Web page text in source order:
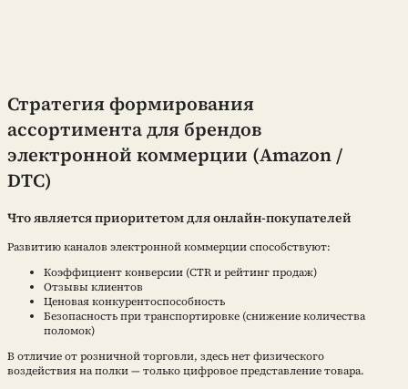
Стратегия формирования
ассортимента для брендов
электронной коммерции (Amazon /
DTC)
Что является приоритетом для онлайн-покупателей
Развитию каналов электронной коммерции способствуют:
Коэффициент конверсии (CTR и рейтинг продаж)
Отзывы клиентов
Ценовая конкурентоспособность
Безопасность при транспортировке (снижение количества
поломок)
В отличие от розничной торговли, здесь нет физического
воздействия на полки — только цифровое представление товара.